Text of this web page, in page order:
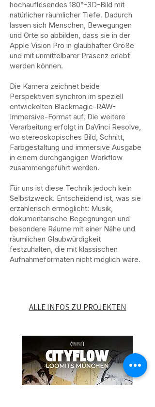
hochauflösendes 180°-3D-Bild mit
natürlicher räumlicher Tiefe. Dadurch
lassen sich Menschen, Bewegungen
und Orte so abbilden, dass sie in der
Apple Vision Pro in glaubhafter Größe
und mit unmittelbarer Präsenz erlebt
werden können.
Die Kamera zeichnet beide
Perspektiven synchron im speziell
entwickelten Blackmagic-RAW-
Immersive-Format auf. Die weitere
Verarbeitung erfolgt in DaVinci Resolve,
wo stereoskopisches Bild, Schnitt,
Farbgestaltung und immersive Ausgabe
in einem durchgängigen Workflow
zusammengeführt werden.
Für uns ist diese Technik jedoch kein
Selbstzweck. Entscheidend ist, was sie
erzählerisch ermöglicht: Musik,
dokumentarische Begegnungen und
besondere Räume mit einer Nähe und
räumlichen Glaubwürdigkeit
festzuhalten, die mit klassischen
Aufnahmeformaten nicht möglich wäre.
ALLE INFOS ZU PROJEKTEN